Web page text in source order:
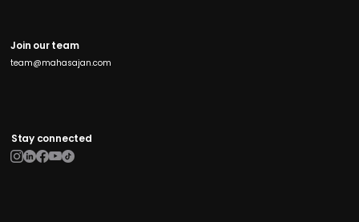
Stay connected
Join our team
team@mahasajan.com